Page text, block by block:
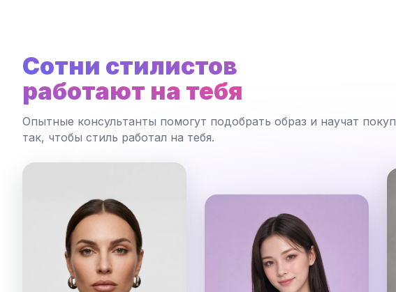
Сотни стилистов
работают на тебя
Опытные консультанты помогут подобрать образ и научат
так, чтобы стиль работал на тебя.